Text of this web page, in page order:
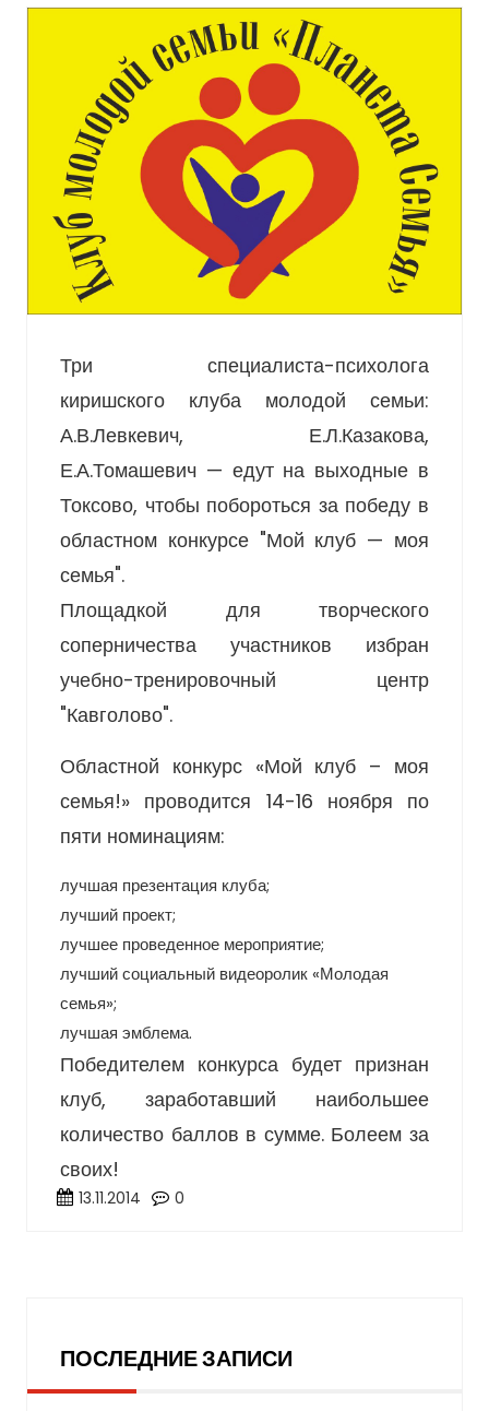
13.11.2014 0
Три специалиста-психолога
киришского клуба молодой семьи:
А.В.Левкевич, Е.Л.Казакова,
Е.А.Томашевич — едут на выходные в
Токсово, чтобы побороться за победу в
областном конкурсе "Мой клуб — моя
семья".
Площадкой для творческого
соперничества участников избран
учебно-тренировочный центр
"Кавголово".
Областной конкурс «Мой клуб – моя
семья!» проводится 14-16 ноября по
пяти номинациям:
лучшая презентация клуба;
лучший проект;
лучшее проведенное мероприятие;
лучший социальный видеоролик «Молодая
семья»;
лучшая эмблема.
Победителем конкурса будет признан
клуб, заработавший наибольшее
количество баллов в сумме. Болеем за
своих!
ПОСЛЕДНИЕ ЗАПИСИ